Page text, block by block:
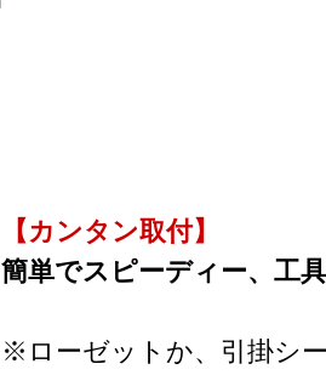
【カンタン取付】
簡単でスピーディー、工
※ローゼットか、引掛シ